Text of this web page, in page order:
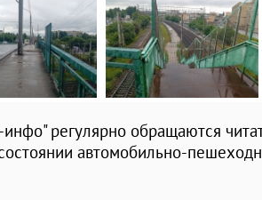
регулярно обращаются
автомобильно-